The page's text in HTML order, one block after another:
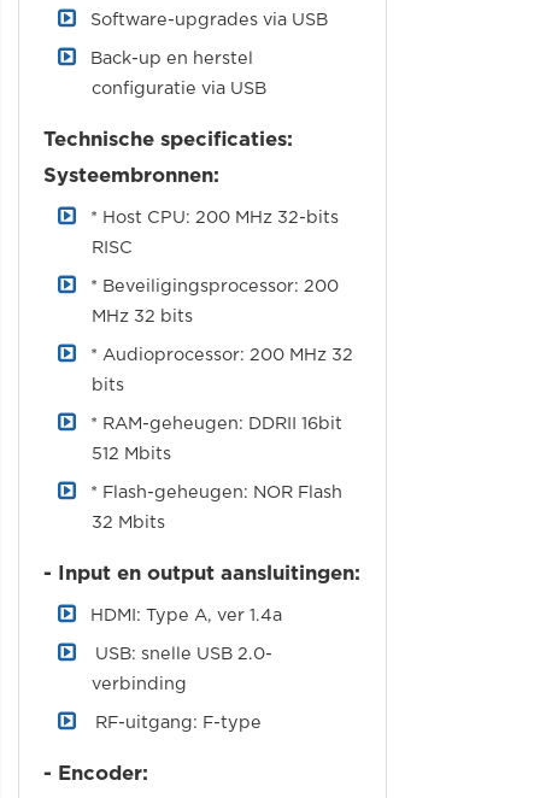
Software-upgrades via USB
Back-up en herstel
configuratie via USB
Technische specificaties:
Systeembronnen:
* Host CPU: 200 MHz 32-bits
RISC
* Beveiligingsprocessor: 200
MHz 32 bits
* Audioprocessor: 200 MHz 32
bits
* RAM-geheugen: DDRII 16bit
512 Mbits
* Flash-geheugen: NOR Flash
32 Mbits
- Input en output aansluitingen:
HDMI: Type A, ver 1.4a
USB: snelle USB 2.0-
verbinding
RF-uitgang: F-type
- Encoder: